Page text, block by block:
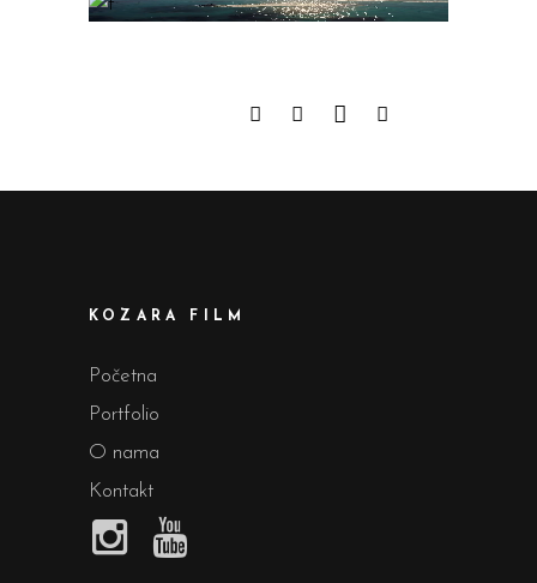
KOZARA FILM
Početna
Portfolio
O nama
Kontakt